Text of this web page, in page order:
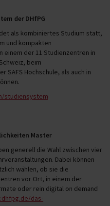
der DHfPG
als kombiniertes Studium statt,
und kompakten
einem der 11 Studienzentren in
beim
SAFS Hochschule, als auch in
studiensystem
Master
generell die Wahl zwischen vier
Dabei können
wählen, ob sie die
vor Ort, in einem der
oder rein digital on demand
das-